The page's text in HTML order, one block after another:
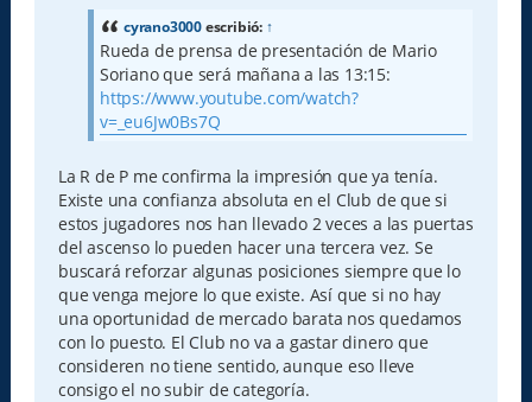
cyrano3000escribió: ↑
Rueda de prensa de presentación de Mario
Soriano que será mañana a las 13:15:
https://www.youtube.com/watch?
v=_eu6Jw0Bs7Q
La R de P me confirma la impresión que ya tenía.
Existe una confianza absoluta en el Club de que si
estos jugadores nos han llevado 2 veces a las puertas
del ascenso lo pueden hacer una tercera vez. Se
buscará reforzar algunas posiciones siempre que lo
que venga mejore lo que existe. Así que si no hay
una oportunidad de mercado barata nos quedamos
con lo puesto. El Club no va a gastar dinero que
consideren no tiene sentido, aunque eso lleve
consigo el no subir de categoría.